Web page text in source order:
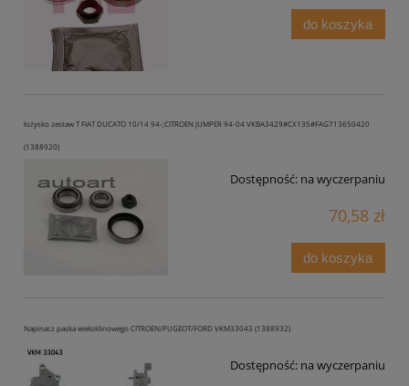
do koszyka
łożysko zestaw T FIAT DUCATO 10/14 94-;CITROEN JUMPER 94-04 VKBA3429#CX135#FAG713650420
(1388920)
Dostępność: na wyczerpaniu
70,58 zł
do koszyka
Napinacz paska wieloklinowego CITROEN/PUGEOT/FORD VKM33043 (1388932)
Dostępność: na wyczerpaniu